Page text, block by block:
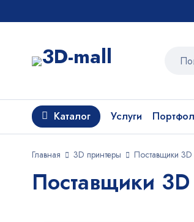
Каталог Услуги
Главная 3D принтеры Поставщики 3D
Поставщики